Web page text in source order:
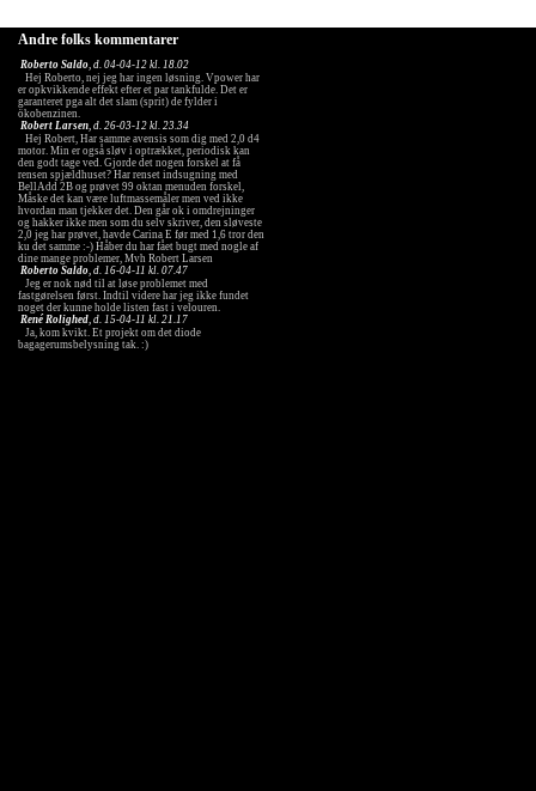
Andre folks kommentarer
Roberto Saldo, d. 04-04-12 kl. 18.02
Hej Roberto, nej jeg har ingen løsning. Vpower har
er opkvikkende effekt efter et par tankfulde. Det er
garanteret pga alt det slam (sprit) de fylder i
ökobenzinen.
Robert Larsen, d. 26-03-12 kl. 23.34
Hej Robert, Har samme avensis som dig med 2,0 d4
motor. Min er også sløv i optrækket, periodisk kan
den godt tage ved. Gjorde det nogen forskel at få
rensen spjældhuset? Har renset indsugning med
BellAdd 2B og prøvet 99 oktan menuden forskel,
Måske det kan være luftmassemåler men ved ikke
hvordan man tjekker det. Den går ok i omdrejninger
og hakker ikke men som du selv skriver, den sløveste
2,0 jeg har prøvet, havde Carina E før med 1,6 tror den
ku det samme :-) Håber du har fået bugt med nogle af
dine mange problemer, Mvh Robert Larsen
Roberto Saldo, d. 16-04-11 kl. 07.47
Jeg er nok nød til at løse problemet med
fastgørelsen først. Indtil videre har jeg ikke fundet
noget der kunne holde listen fast i velouren.
René Rolighed, d. 15-04-11 kl. 21.17
Ja, kom kvikt. Et projekt om det diode
bagagerumsbelysning tak. :)